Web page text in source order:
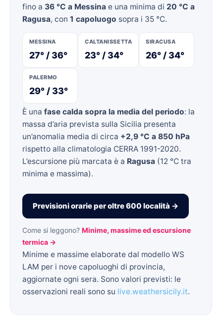
fino a 36 °C a Messina e una minima di 20 °C a
Ragusa, con 1 capoluogo sopra i 35 °C.
MESSINA
27° / 36°
CALTANISSETTA
23° / 34°
SIRACUSA
26° / 34°
PALERMO
29° / 33°
È una fase calda sopra la media del periodo: la
massa d’aria prevista sulla Sicilia presenta
un’anomalia media di circa +2,9 °C a 850 hPa
rispetto alla climatologia CERRA 1991-2020.
L’escursione più marcata è a Ragusa (12 °C tra
minima e massima).
Previsioni orarie per oltre 600 località →
Come si leggono? Minime, massime ed escursione
termica →
Minime e massime elaborate dal modello WS
LAM per i nove capoluoghi di provincia,
aggiornate ogni sera. Sono valori previsti: le
osservazioni reali sono su live.weathersicily.it.